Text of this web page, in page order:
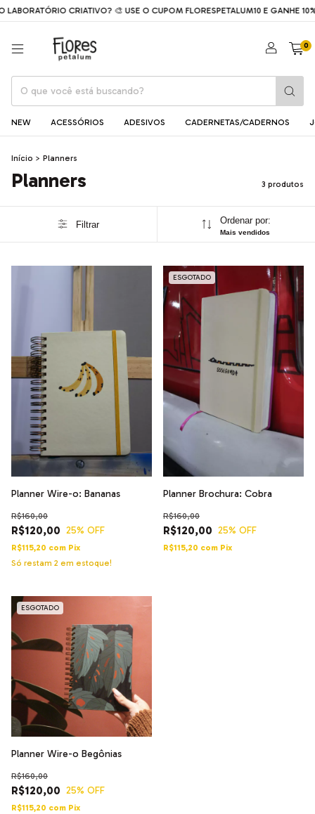
CRIATIVO? 🎨 USE O CUPOM FLORESPETALUM10 E GANHE
0
NEW ACESSÓRIOS ADESIVOS CADERNETAS/CADERNOS
Início > Planners
Planners 3 produtos
Filtrar Ordenar por:
Mais vendidos
Planner Wire-o: Bananas
R$120,00
R$160,00
25% OFF
R$115,20 com Pix
Só restam 2 em estoque!
ESGOTADO
Planner Brochura: Cobra
R$120,00
R$160,00
25% OFF
R$115,20 com Pix
ESGOTADO
Planner Wire-o Begônias
R$120,00
R$160,00
25% OFF
R$115,20 com Pix